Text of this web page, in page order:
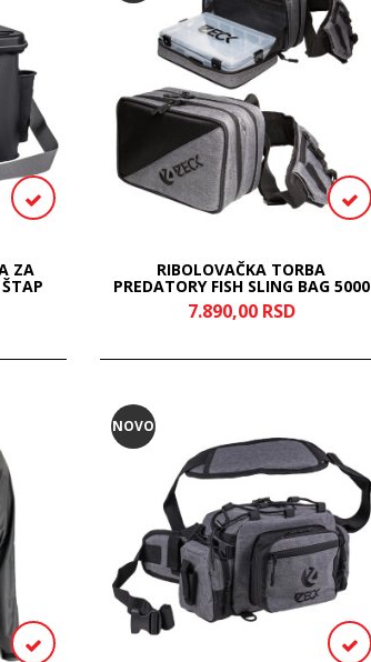
ZA RIBOLOVAČKA TORBA
PREDATORY FISH SLING BAG 5000
7.890,00 RSD
NOVO